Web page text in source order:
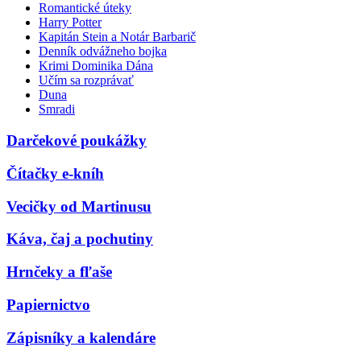
Romantické úteky
Harry Potter
Kapitán Stein a Notár Barbarič
Denník odvážneho bojka
Krimi Dominika Dána
Učím sa rozprávať
Duna
Smradi
Darčekové poukážky
Čítačky e-kníh
Vecičky od Martinusu
Káva, čaj a pochutiny
Hrnčeky a fľaše
Papiernictvo
Zápisníky a kalendáre